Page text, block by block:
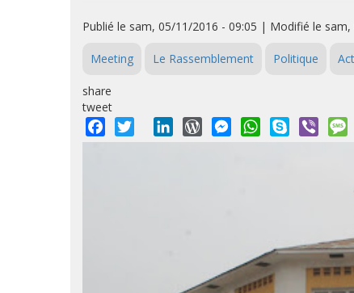
Publié le sam, 05/11/2016 - 09:05 | Modifié le
Meeting Le Rassemblement Politique
share
tweet
Facebook
Twitter LinkedInWordPressMessengerWhatsApp
Skype Viber